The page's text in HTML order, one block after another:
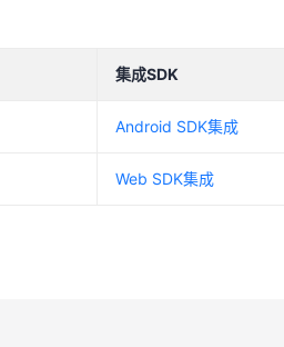
集成SDK
Android SDK集成
Web SDK集成